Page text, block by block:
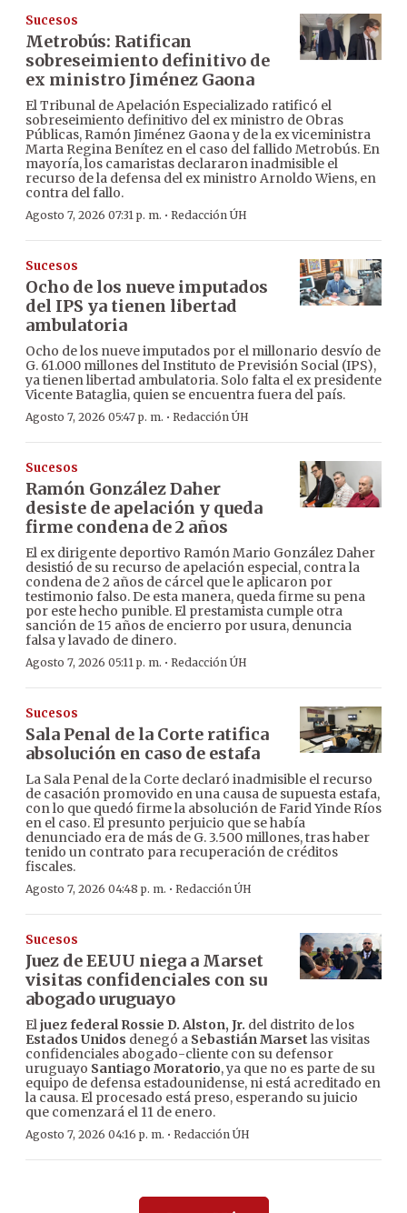
Sucesos
Metrobús: Ratifican
sobreseimiento definitivo de
ex ministro Jiménez Gaona
El Tribunal de Apelación Especializado ratificó el
sobreseimiento definitivo del ex ministro de Obras
Públicas, Ramón Jiménez Gaona y de la ex viceministra
Marta Regina Benítez en el caso del fallido Metrobús. En
mayoría, los camaristas declararon inadmisible el
recurso de la defensa del ex ministro Arnoldo Wiens, en
contra del fallo.
Agosto 7, 2026 07:31 p. m. · Redacción ÚH
Sucesos
Ocho de los nueve imputados
del IPS ya tienen libertad
ambulatoria
Ocho de los nueve imputados por el millonario desvío de
G. 61.000 millones del Instituto de Previsión Social (IPS),
ya tienen libertad ambulatoria. Solo falta el ex presidente
Vicente Bataglia, quien se encuentra fuera del país.
Agosto 7, 2026 05:47 p. m. · Redacción ÚH
Sucesos
Ramón González Daher
desiste de apelación y queda
firme condena de 2 años
El ex dirigente deportivo Ramón Mario González Daher
desistió de su recurso de apelación especial, contra la
condena de 2 años de cárcel que le aplicaron por
testimonio falso. De esta manera, queda firme su pena
por este hecho punible. El prestamista cumple otra
sanción de 15 años de encierro por usura, denuncia
falsa y lavado de dinero.
Agosto 7, 2026 05:11 p. m. · Redacción ÚH
Sucesos
Sala Penal de la Corte ratifica
absolución en caso de estafa
La Sala Penal de la Corte declaró inadmisible el recurso
de casación promovido en una causa de supuesta estafa,
con lo que quedó firme la absolución de Farid Yinde Ríos
en el caso. El presunto perjuicio que se había
denunciado era de más de G. 3.500 millones, tras haber
tenido un contrato para recuperación de créditos
fiscales.
Agosto 7, 2026 04:48 p. m. · Redacción ÚH
Sucesos
Juez de EEUU niega a Marset
visitas confidenciales con su
abogado uruguayo
Eljuez federal Rossie D. Alston, Jr. del distrito de los
Estados Unidos denegó a Sebastián Marset las visitas
confidenciales abogado-cliente con su defensor
uruguayo Santiago Moratorio, ya que no es parte de su
equipo de defensa estadounidense, ni está acreditado en
la causa. El procesado está preso, esperando su juicio
que comenzará el 11 de enero.
Agosto 7, 2026 04:16 p. m. · Redacción ÚH